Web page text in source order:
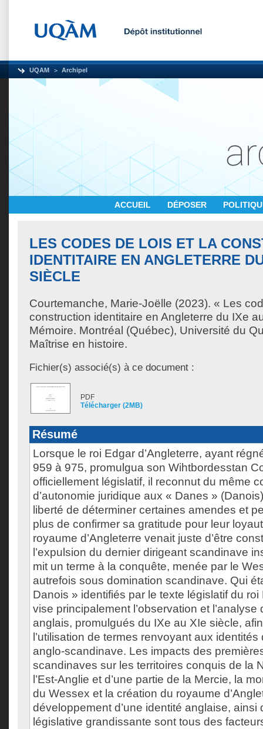
UQAM Archipel
ACCUEIL DÉPOSER
LES CODES DE LOIS ET LA
IDENTITAIRE EN ANGLETERRE
SIÈCLE
Courtemanche, Marie-Joëlle (2023). « Les
construction identitaire en Angleterre du IXe
Mémoire. Montréal (Québec), Université du
Maîtrise en histoire.
Fichier(s) associé(s) à ce document :
PDF
Télécharger (2MB)
Résumé
Lorsque le roi Edgar d’Angleterre, ayant
959 à 975, promulgua son Wihtbordesstan
officiellement législatif, il reconnut du même
d’autonomie juridique aux « Danes »
liberté de déterminer certaines amendes et
plus de confirmer sa gratitude pour leur
royaume d’Angleterre venait juste d’être
l’expulsion du dernier dirigeant scandinave
mit un terme à la conquête, menée par le
autrefois sous domination scandinave. Qui
Danois » identifiés par le texte législatif du
vise principalement l’observation et
anglais, promulgués du IXe au XIe siècle,
l’utilisation de termes renvoyant aux
anglo-scandinave. Les impacts des
scandinaves sur les territoires conquis de la
l’Est-Anglie et d’une partie de la Mercie, la
du Wessex et la création du royaume
développement d’une identité anglaise, ainsi
législative grandissante sont tous des